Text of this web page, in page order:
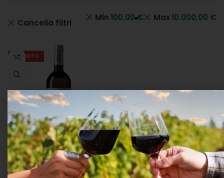
Cancella filtri Min 100,00€ Max10.000,00 €
ESAURITO
Ornellaia Bianco
Toscana Igt 2020 Cl.75
13°